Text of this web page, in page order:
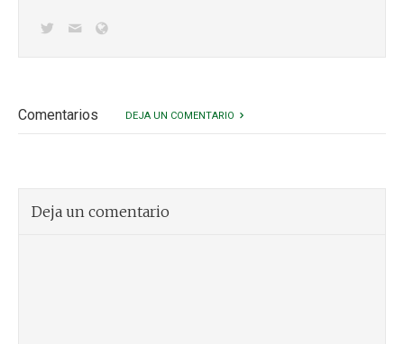
Comentarios DEJA UN COMENTARIO
Deja un comentario